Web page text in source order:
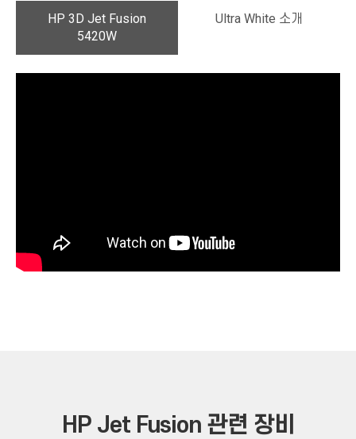
HP 3D Jet Fusion
5420W
Ultra White 소개
HP Jet Fusion 관련 장비